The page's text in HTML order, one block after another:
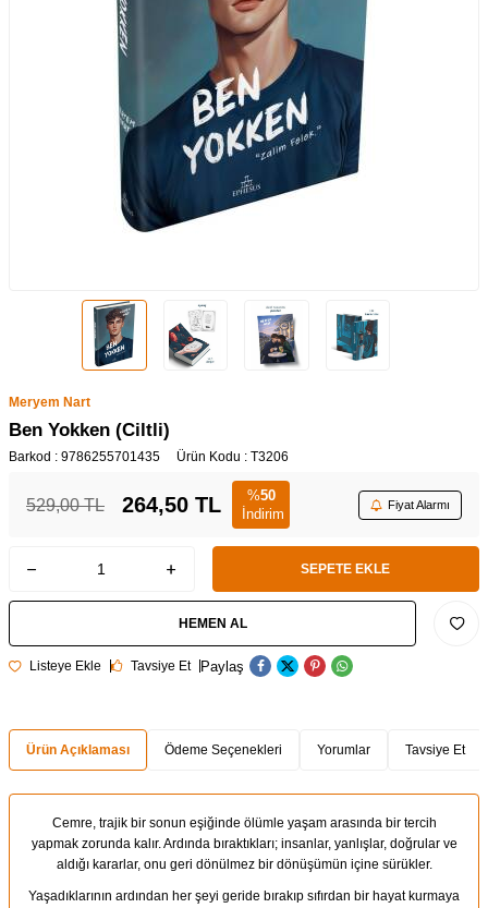
Meryem Nart
Ben Yokken (Ciltli)
Barkod : 9786255701435 Ürün Kodu : T3206
529,00TL 264,50 TL %50
İndirim
Fiyat Alarmı
SEPETE EKLE
HEMEN AL
Listeye Ekle Tavsiye Et Paylaş
Ürün Açıklaması Ödeme Seçenekleri Yorumlar Tavsiye Et
Cemre, trajik bir sonun eşiğinde ölümle yaşam arasında bir tercih
yapmak zorunda kalır. Ardında bıraktıkları; insanlar, yanlışlar, doğrular ve
aldığı kararlar, onu geri dönülmez bir dönüşümün içine sürükler.
Yaşadıklarının ardından her şeyi geride bırakıp sıfırdan bir hayat kurmaya